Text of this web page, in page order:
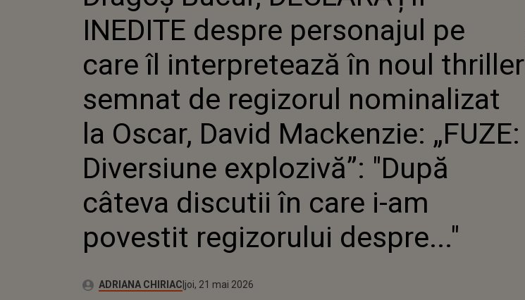
„FUZE: DIVERSIUNE EXPLOZIVĂ”: "DUPĂ CÂTEVA DISCUTII ÎN
CARE I-AM POVESTIT REGIZORULUI DESPRE..."
INEDITE despre personajul pe
care îl interpretează în noul thriller
semnat de regizorul nominalizat
la Oscar, David Mackenzie: „FUZE:
Diversiune explozivă”: "După
câteva discutii în care i-am
povestit regizorului despre..."
Autor:ADRIANA CHIRIACPublicat:
joi, 21 mai 2026
Actualizat:
joi, 21 mai 2026